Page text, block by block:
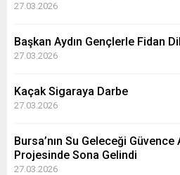
27.03.2026
Başkan Aydın Gençlerle Fidan
27.03.2026
Kaçak Sigaraya Darbe
27.03.2026
Bursa’nın Su Geleceği Güvence
Projesinde Sona Gelindi
27.03.2026